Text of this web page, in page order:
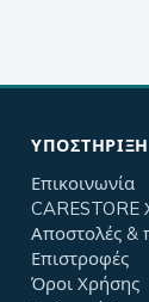
ΥΠΟΣΤΉΡΙΞΗ
Επικοινωνία
CARESTORE
Αποστολές &
Επιστροφές
Όροι Χρήσης